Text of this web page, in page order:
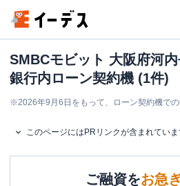
SMBCモビット 大阪府河
銀行内ローン契約機 (1件)
※2026年9月6日をもって、ローン契約機での
このページにはPRリンクが含まれてい
ご融資をお急